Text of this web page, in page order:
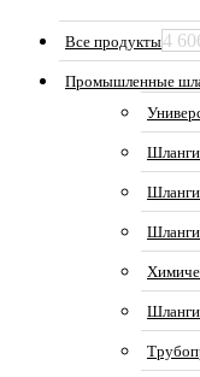
Все продукты4
Промышленные
Шланги
Шланги
Шланги